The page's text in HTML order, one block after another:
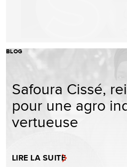
BLOG
Safoura Cissé,
pour une agro
vertueuse
LIRE LA SUITE